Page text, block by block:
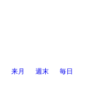
来月 週末
毎日